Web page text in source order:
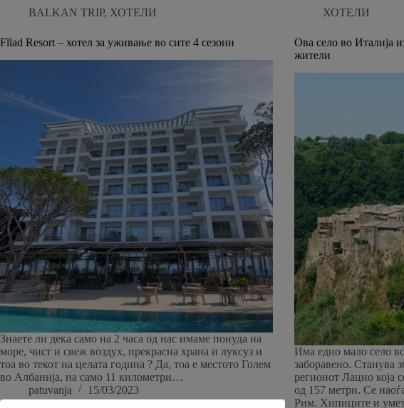
BALKAN TRIP, ХОТЕЛИ
Fllad Resort – хотел за уживање во сите 4 сезони
Знаете ли дека само на 2 часа од нас имаме понуда на
море, чист и свеж воздух, прекрасна храна и луксуз и
тоа во текот на целата година ? Да, тоа е местото Голем
во Албанија, на само 11 километри…
patuvanja
15/03/2023
ХОТЕЛИ
Ова село во Италија
жители
Има едно мало село
заборавено. Станува
регионот Лацио која
од 157 метри. Се
Рим. Хипиците и